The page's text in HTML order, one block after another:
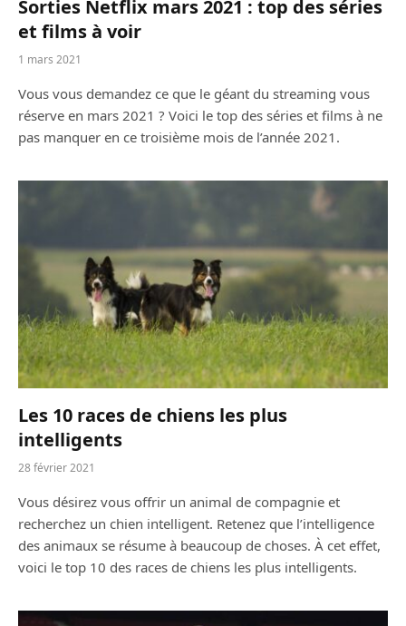
Sorties Netflix mars 2021 : top des séries
et films à voir
1 mars 2021
Vous vous demandez ce que le géant du streaming vous
réserve en mars 2021 ? Voici le top des séries et films à ne
pas manquer en ce troisième mois de l’année 2021.
Les 10 races de chiens les plus
intelligents
28 février 2021
Vous désirez vous offrir un animal de compagnie et
recherchez un chien intelligent. Retenez que l’intelligence
des animaux se résume à beaucoup de choses. À cet effet,
voici le top 10 des races de chiens les plus intelligents.